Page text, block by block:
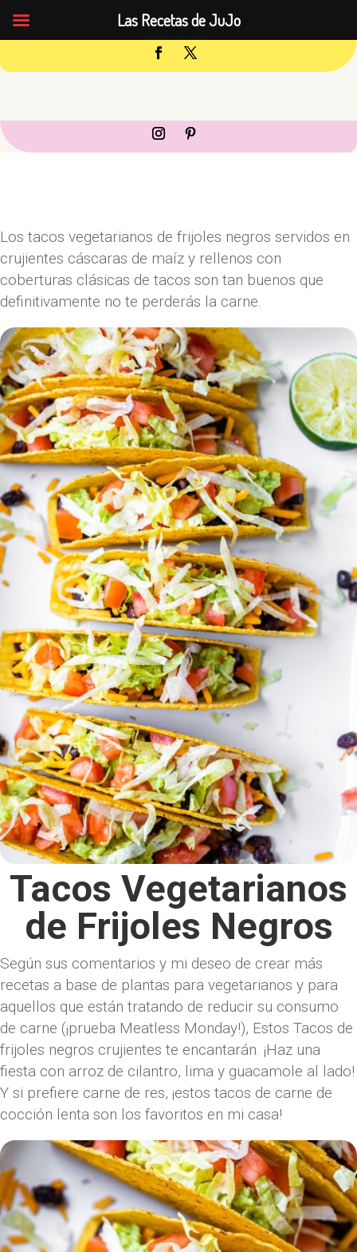
Los tacos vegetarianos de frijoles negros servidos en
crujientes cáscaras de maíz y rellenos con
coberturas clásicas de tacos son tan buenos que
definitivamente no te perderás la carne.
Tacos Vegetarianos
de Frijoles Negros
Según sus comentarios y mi deseo de crear más
recetas a base de plantas para vegetarianos y para
aquellos que están tratando de reducir su consumo
de carne (¡prueba Meatless Monday!), Estos Tacos de
frijoles negros crujientes te encantarán. ¡Haz una
fiesta con arroz de cilantro, lima y guacamole al lado!
Y si prefiere carne de res, ¡estos tacos de carne de
cocción lenta son los favoritos en mi casa!
Las Recetas de JuJo